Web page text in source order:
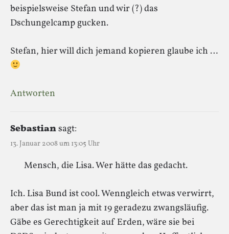
beispielsweise Stefan und wir (?) das
Dschungelcamp gucken.
Stefan, hier will dich jemand kopieren glaube ich …
Antworten
Sebastiansagt:
13. Januar 2008 um 13:05 Uhr
Mensch, die Lisa. Wer hätte das gedacht.
Ich. Lisa Bund ist cool. Wenngleich etwas verwirrt,
aber das ist man ja mit 19 geradezu zwangsläufig.
Gäbe es Gerechtigkeit auf Erden, wäre sie bei